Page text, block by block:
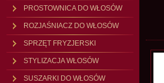
PROSTOWNICA DO WŁOSÓW
ROZJAŚNIACZ DO WŁOSÓW
SPRZĘT FRYZJERSKI
STYLIZACJA WŁOSÓW
SUSZARKI DO WŁOSÓW